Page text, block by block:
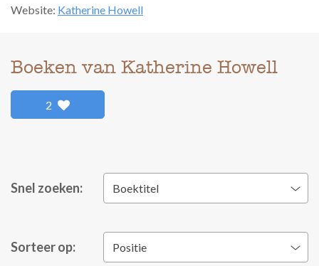
Website: Katherine Howell
Boeken van Katherine Howell
2
Snel zoeken: Boektitel
Sorteer op: Positie